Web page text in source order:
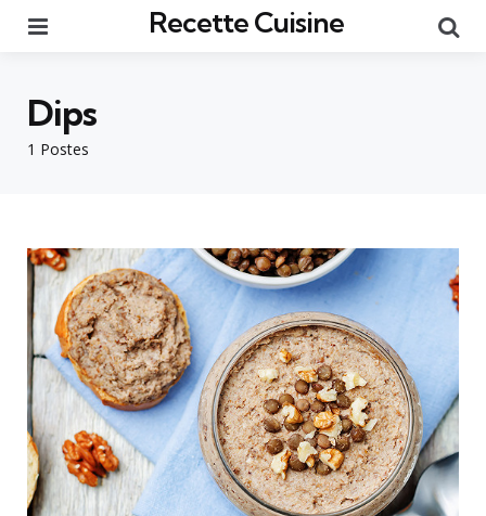
Recette Cuisine
1 Postes
Dips